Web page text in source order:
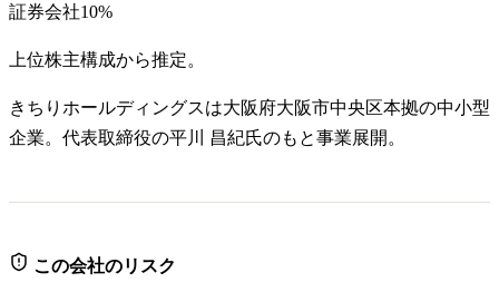
証券会社10%
上位株主構成から推定。
きちりホールディングスは大阪府大阪市中央区本拠の中小型
企業。代表取締役の平川 昌紀氏のもと事業展開。
この会社のリスク